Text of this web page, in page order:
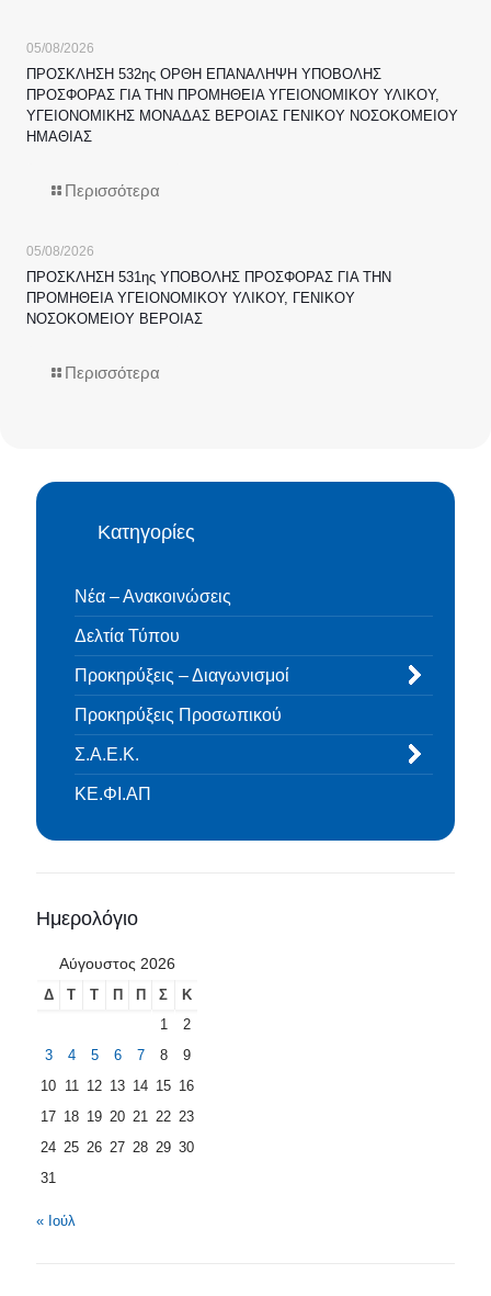
05/08/2026
ΠΡΟΣΚΛΗΣΗ 532ης ΟΡΘΗ ΕΠΑΝΑΛΗΨΗ ΥΠΟΒΟΛΗΣ
ΠΡΟΣΦΟΡΑΣ ΓΙΑ ΤΗΝ ΠΡΟΜΗΘΕΙΑ ΥΓΕΙΟΝΟΜΙΚΟΥ ΥΛΙΚΟΥ,
ΥΓΕΙΟΝΟΜΙΚΗΣ ΜΟΝΑΔΑΣ ΒΕΡΟΙΑΣ ΓΕΝΙΚΟΥ ΝΟΣΟΚΟΜΕΙΟΥ
ΗΜΑΘΙΑΣ
Περισσότερα
05/08/2026
ΠΡΟΣΚΛΗΣΗ 531ης ΥΠΟΒΟΛΗΣ ΠΡΟΣΦΟΡΑΣ ΓΙΑ ΤΗΝ
ΠΡΟΜΗΘΕΙΑ ΥΓΕΙΟΝΟΜΙΚΟΥ ΥΛΙΚΟΥ, ΓΕΝΙΚΟΥ
ΝΟΣΟΚΟΜΕΙΟΥ ΒΕΡΟΙΑΣ
Περισσότερα
Κατηγορίες
Νέα – Ανακοινώσεις
Δελτία Τύπου
Προκηρύξεις – Διαγωνισμοί
Προκηρύξεις Προσωπικού
Σ.Α.Ε.Κ.
ΚΕ.ΦΙ.ΑΠ
Ημερολόγιο
Αύγουστος 2026
Δ Τ Τ Π Π Σ
Κ
1
2
3
4 5 6 7 8
9
10 11 12 13 14 15 16
17 18 19 20 21 22 23
24 25 26 27 28 29 30
31
« Ιούλ